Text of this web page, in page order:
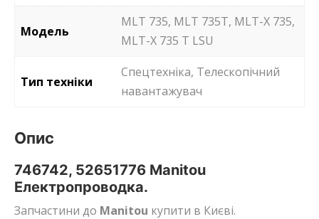
Модель
MLT 735, MLT 735T, MLT-X 735,
MLT-X 735 T LSU
Тип техніки
Спецтехніка, Телескопічний
навантажувач
Опис
746742, 52651776 Manitou
Електропроводка.
Запчастини до Manitou купити в Києві.